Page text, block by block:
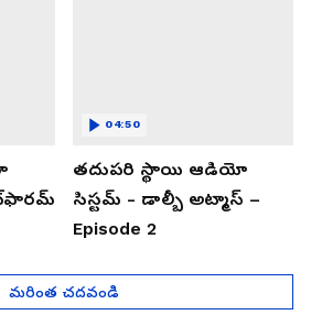
తదుపరి స్థాయి ఆడియో
సిస్టమ్ - డాల్బీ అట్మాస్ –
Episode 2
04:50
మరింత చదవండి